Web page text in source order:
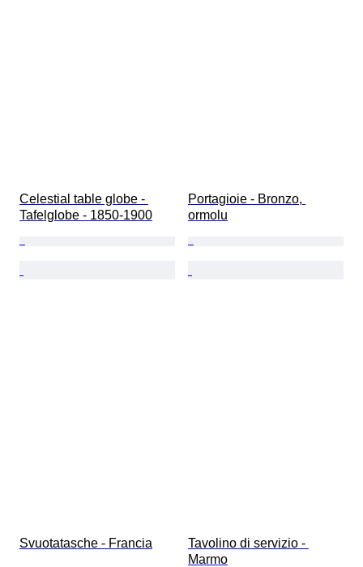
Celestial table globe -
Tafelglobe - 1850-1900
Portagioie - Bronzo,
ormolu
Svuotatasche - Francia
Tavolino di servizio -
Marmo